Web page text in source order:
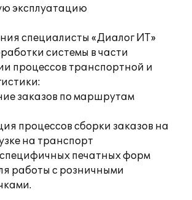
эксплуатацию
специалисты «Диалог ИТ»
системы в части
процессов транспортной и
заказов по маршрутам
процессов сборки заказов на
на транспорт
печатных форм
работы с розничными